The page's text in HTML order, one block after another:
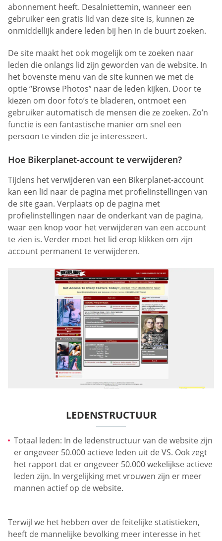
abonnement heeft. Desalniettemin, wanneer een
gebruiker een gratis lid van deze site is, kunnen ze
onmiddellijk andere leden bij hen in de buurt zoeken.
De site maakt het ook mogelijk om te zoeken naar
leden die onlangs lid zijn geworden van de website. In
het bovenste menu van de site kunnen we met de
optie “Browse Photos” naar de leden kijken. Door te
kiezen om door foto’s te bladeren, ontmoet een
gebruiker automatisch de mensen die ze zoeken. Zo’n
functie is een fantastische manier om snel een
persoon te vinden die je interesseert.
Hoe Bikerplanet-account te verwijderen?
Tijdens het verwijderen van een Bikerplanet-account
kan een lid naar de pagina met profielinstellingen van
de site gaan. Verplaats op de pagina met
profielinstellingen naar de onderkant van de pagina,
waar een knop voor het verwijderen van een account
te zien is. Verder moet het lid erop klikken om zijn
account permanent te verwijderen.
LEDENSTRUCTUUR
Totaal leden: In de ledenstructuur van de website zijn
er ongeveer 50.000 actieve leden uit de VS. Ook zegt
het rapport dat er ongeveer 50.000 wekelijkse actieve
leden zijn. In vergelijking met vrouwen zijn er meer
mannen actief op de website.
Terwijl we het hebben over de feitelijke statistieken,
heeft de mannelijke bevolking meer interesse in het